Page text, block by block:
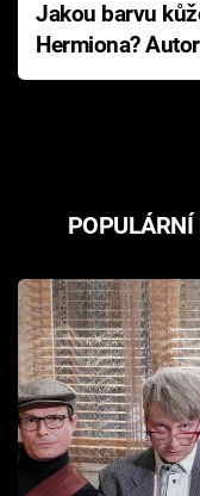
Jakou barvu
Hermiona?
Pottera přišla s